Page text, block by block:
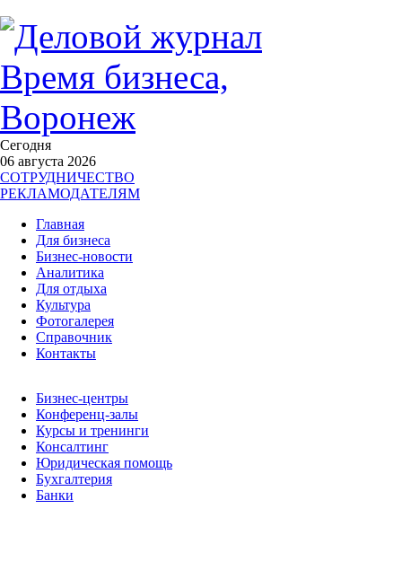
Сегодня
06 августа 2026
СОТРУДНИЧЕСТВО
РЕКЛАМОДАТЕЛЯМ
Главная
Для бизнеса
Бизнес-новости
Аналитика
Для отдыха
Культура
Фотогалерея
Справочник
Контакты
Бизнес-центры
Конференц-залы
Курсы и тренинги
Консалтинг
Юридическая помощь
Бухгалтерия
Банки